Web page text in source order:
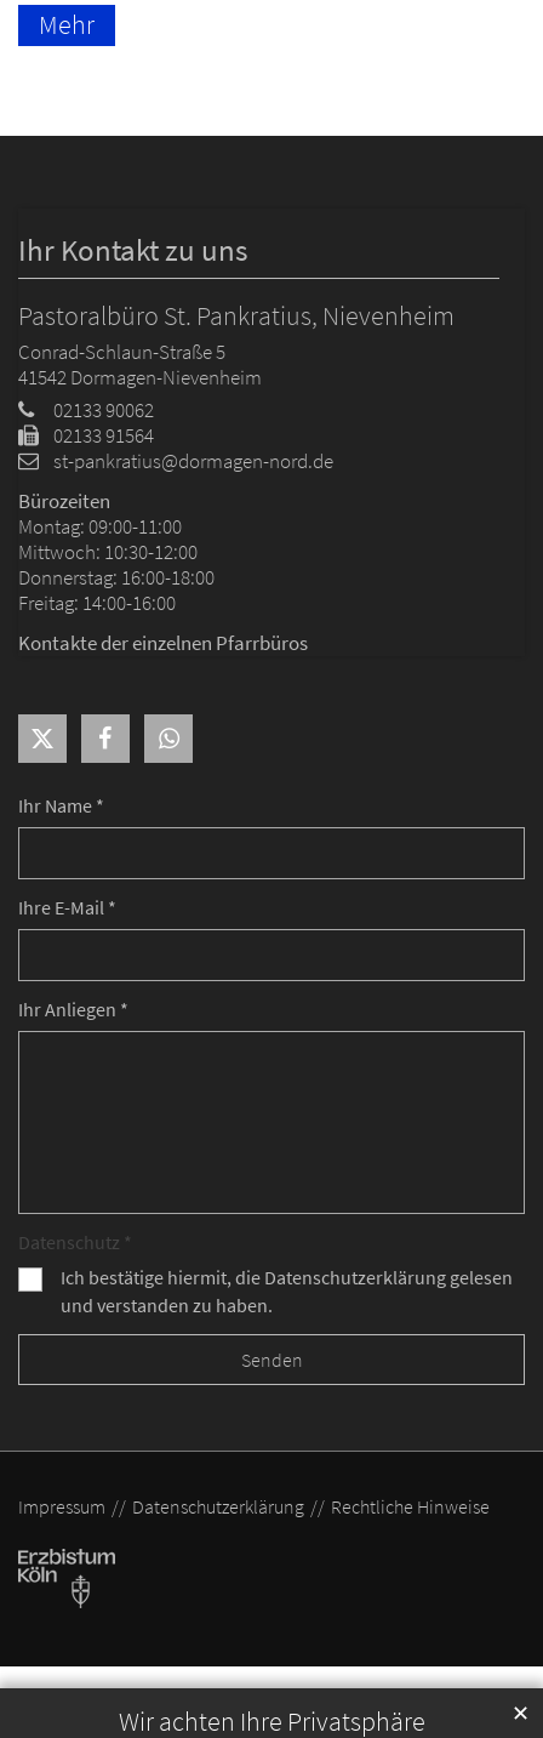
Wir achten Ihre Privatsphäre ✕
Mehr
Ihr Name *
Ihre E-Mail *
Ihr Anliegen *
Datenschutz *
Ich bestätige hiermit, die Datenschutzerklärung gelesen
und verstanden zu haben.
Ihr Kontakt zu uns
Pastoralbüro St. Pankratius, Nievenheim
Conrad-Schlaun-Straße 5
41542Dormagen-Nievenheim
02133 90062
02133 91564
st-pankratius@dormagen-nord.de
Bürozeiten
Montag: 09:00-11:00
Mittwoch: 10:30-12:00
Donnerstag: 16:00-18:00
Freitag: 14:00-16:00
Kontakte der einzelnen Pfarrbüros
Impressum Datenschutzerklärung Rechtliche Hinweise